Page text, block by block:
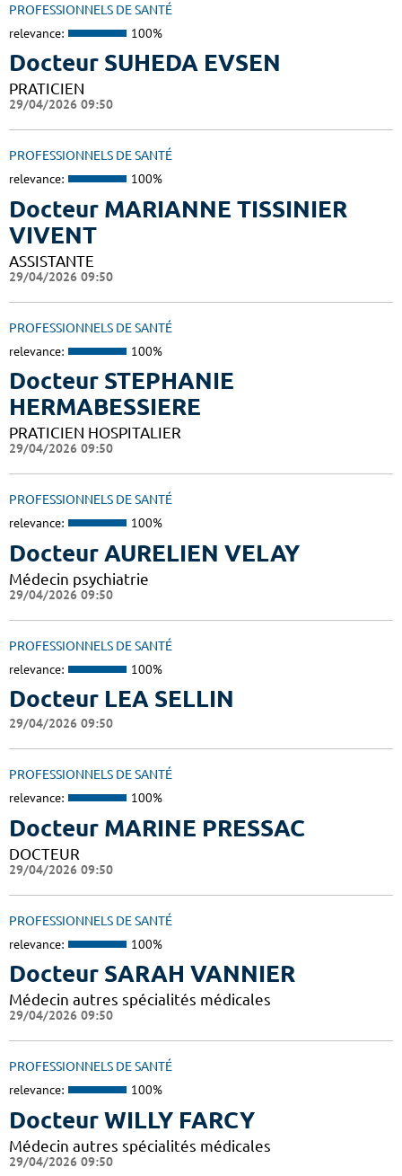
PROFESSIONNELS DE SANTÉ
relevance: 100%
Docteur SUHEDA EVSEN
PRATICIEN
29/04/2026 09:50
PROFESSIONNELS DE SANTÉ
relevance: 100%
Docteur MARIANNE TISSINIER
VIVENT
ASSISTANTE
29/04/2026 09:50
PROFESSIONNELS DE SANTÉ
relevance: 100%
Docteur STEPHANIE
HERMABESSIERE
PRATICIEN HOSPITALIER
29/04/2026 09:50
PROFESSIONNELS DE SANTÉ
relevance: 100%
Docteur AURELIEN VELAY
Médecin psychiatrie
29/04/2026 09:50
PROFESSIONNELS DE SANTÉ
relevance: 100%
Docteur LEA SELLIN
29/04/2026 09:50
PROFESSIONNELS DE SANTÉ
relevance: 100%
Docteur MARINE PRESSAC
DOCTEUR
29/04/2026 09:50
PROFESSIONNELS DE SANTÉ
relevance: 100%
Docteur SARAH VANNIER
Médecin autres spécialités médicales
29/04/2026 09:50
PROFESSIONNELS DE SANTÉ
relevance: 100%
Docteur WILLY FARCY
Médecin autres spécialités médicales
29/04/2026 09:50